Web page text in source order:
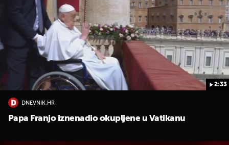
2:33
DNEVNIK.HR
Papa Franjo iznenadio okupljene u Vatikanu